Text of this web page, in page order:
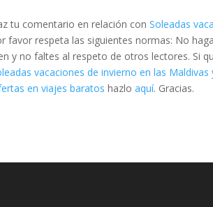
tu comentario en relación conSoleadas
favor respeta las siguientes normas: No
y no faltes al respeto de otros lectores. Si
vacaciones de invierno en las Maldivas
en viajes baratos hazloaquí. Gracias.